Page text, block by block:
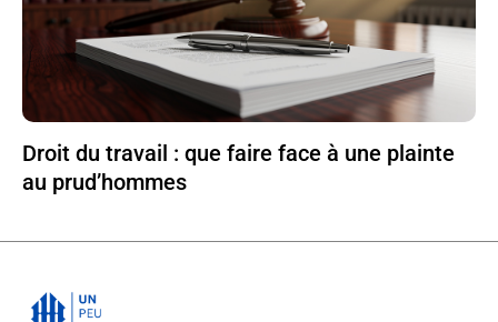
Droit du travail : que faire face à une plainte
au prud’hommes